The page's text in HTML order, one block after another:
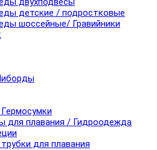
детские / подростковые
шоссейные/ Гравийники
для плавания / Гидроодежда
для плавания